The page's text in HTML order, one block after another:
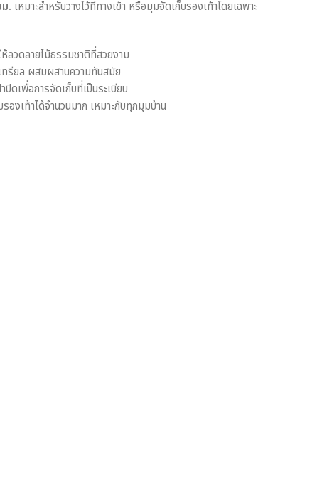
. เหมาะสำหรับวางไว้ที่ทางเข้า หรือมุมจัดเก็บรองเท้าโดยเฉพาะ
วดลายไม้ธรรมชาติที่สวยงาม
รียล ผสมผสานความทันสมัย
เพื่อการจัดเก็บที่เป็นระเบียบ
เท้าได้จำนวนมาก เหมาะกับทุกมุมบ้าน